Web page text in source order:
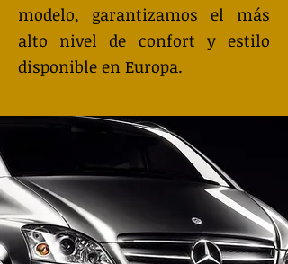
modelo, garantizamos el más
alto nivel de confort y estilo
disponible en Europa.